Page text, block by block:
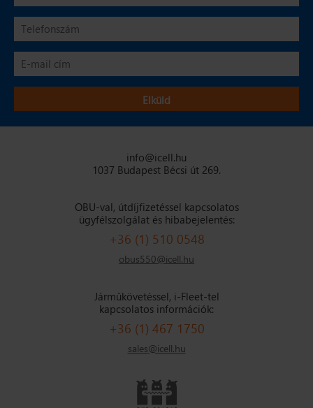
info@icell.hu
1037 Budapest Bécsi út 269.
OBU-val, útdíjfizetéssel kapcsolatos
ügyfélszolgálat és hibabejelentés:
+36 (1) 510 0548
obus550@icell.hu
Járműkövetéssel, i-Fleet-tel
kapcsolatos információk:
+36 (1) 467 1750
sales@icell.hu